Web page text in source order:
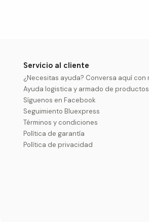
Servicio al cliente
¿Necesitas ayuda? Conversa aquí con
Ayuda logistica y armado de productos
Síguenos en Facebook
Seguimiento Bluexpress
Términos y condiciones
Política de garantía
Política de privacidad